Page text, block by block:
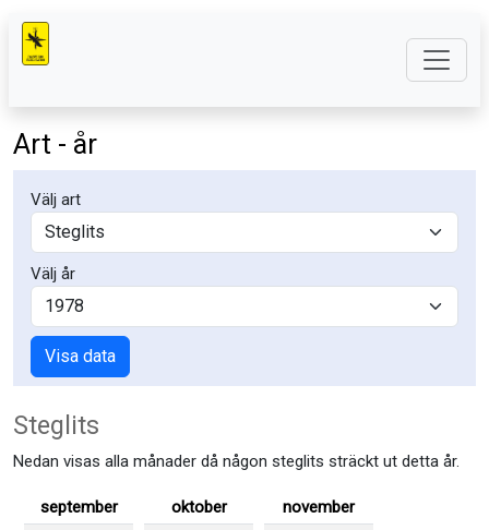
Art - år
Välj art
Välj år
Visa data
Steglits
Nedan visas alla månader då någon steglits sträckt ut detta år.
september
oktober
november